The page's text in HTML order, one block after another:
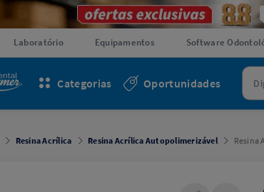
Laboratório Equipamentos Software
Oportunidades
Categorias
Resina Acrílica Resina Acrílica Autopolimerizável Resina